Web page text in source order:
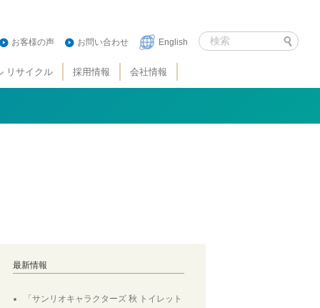
リサイクル 採用情報 会社情報
お客様の声 お問い合わせ English
最新情報
「サンリオキャラクターズ 秋 トイレット